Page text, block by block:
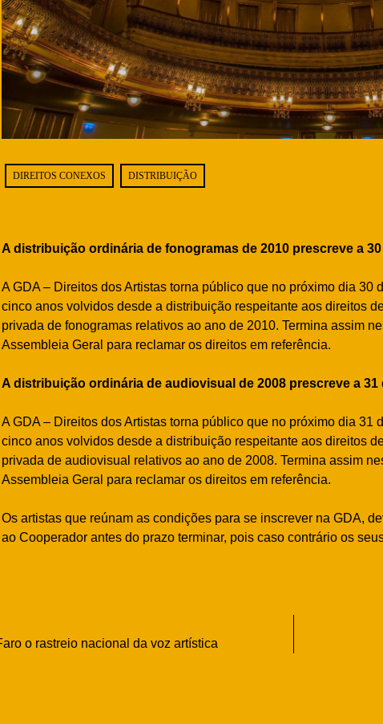
DIREITOS CONEXOS DISTRIBUIÇÃO
A distribuição ordinária de fonogramas de 2010 prescreve a
A GDA – Direitos dos Artistas torna público que no próximo dia 30
cinco anos volvidos desde a distribuição respeitante aos direitos
privada de fonogramas relativos ao ano de 2010. Termina assim
Assembleia Geral para reclamar os direitos em referência.
A distribuição ordinária de audiovisual de 2008 prescreve a 31
A GDA – Direitos dos Artistas torna público que no próximo dia 31
cinco anos volvidos desde a distribuição respeitante aos direitos
privada de audiovisual relativos ao ano de 2008. Termina assim
Assembleia Geral para reclamar os direitos em referência.
Os artistas que reúnam as condições para se inscrever na GDA,
ao Cooperador antes do prazo terminar, pois caso contrário os
o rastreio nacional da voz artística